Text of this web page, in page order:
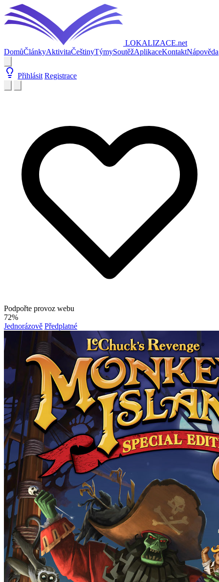
LOKALIZACE.net
DomůČlánkyAktivitaČeštinyTýmySoutěžAplikaceKontaktNápověda
Přihlásit Registrace
Podpořte provoz webu
72%
Jednorázově Předplatné